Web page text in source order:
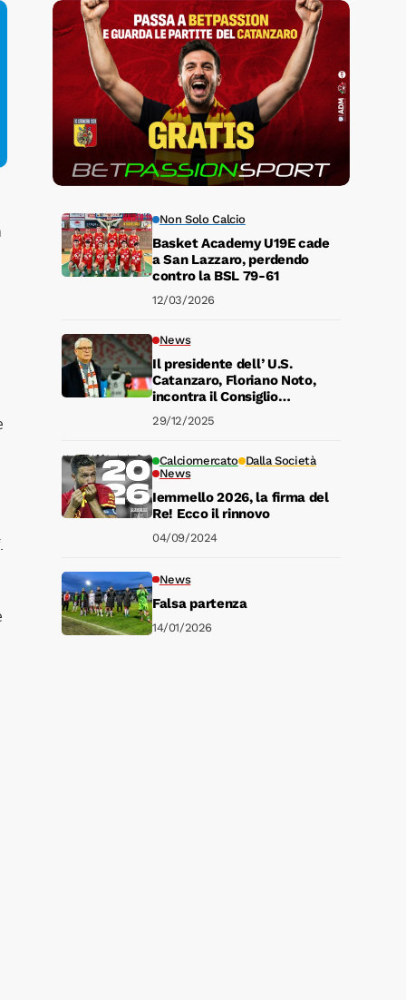
Non Solo Calcio
Basket Academy U19E cade
a San Lazzaro, perdendo
contro la BSL 79-61
12/03/2026
News
Il presidente dell’ U.S.
Catanzaro, Floriano Noto,
incontra il Consiglio
Comunale di Simeri Crichi
29/12/2025
Calciomercato Dalla Società
News
Iemmello 2026, la firma del
Re! Ecco il rinnovo
04/09/2024
News
Falsa partenza
14/01/2026